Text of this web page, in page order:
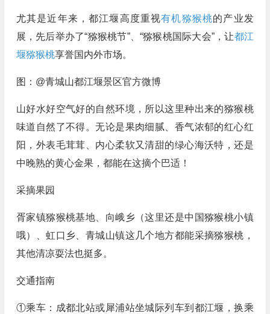
尤其是近年来，都江堰高度重视有机猕猴桃的产业发
展，先后举办了“猕猴桃节”、“猕猴桃国际大会”，让都江
堰猕猴桃享誉国内外市场。
图：@青城山都江堰景区官方微博
山好水好空气好的自然环境，所以这里种出来的猕猴桃
味道自然了不得。无论是果肉细腻、香气浓郁的红心红
阳，外表毛茸茸、内心柔软又清甜的绿心海沃特，还是
中晚熟的黄心金果，都能在这摘个巴适！
采摘果园
胥家镇猕猴桃基地、向峨乡（这里还是中国猕猴桃小镇
哦）、虹口乡、青城山镇这几个地方都能采摘猕猴桃，
其他清凉耍法也挺多。
交通指南
①乘车：成都北站或犀浦站坐城际列车到都江堰，换乘